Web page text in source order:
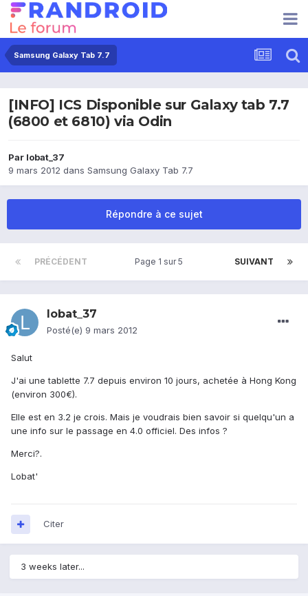
Samsung Galaxy Tab 7.7
[INFO] ICS Disponible sur Galaxy tab 7.7
(6800 et 6810) via Odin
Par lobat_37
9 mars 2012 dans Samsung Galaxy Tab 7.7
Répondre à ce sujet
PRÉCÉDENT SUIVANT
Page 1 sur 5
lobat_37
Posté(e) 9 mars 2012
Salut
J'ai une tablette 7.7 depuis environ 10 jours, achetée à Hong Kong
(environ 300€).
Elle est en 3.2 je crois. Mais je voudrais bien savoir si quelqu'un a
une info sur le passage en 4.0 officiel. Des infos ?
Merci?.
Lobat'
Citer
3 weeks later...